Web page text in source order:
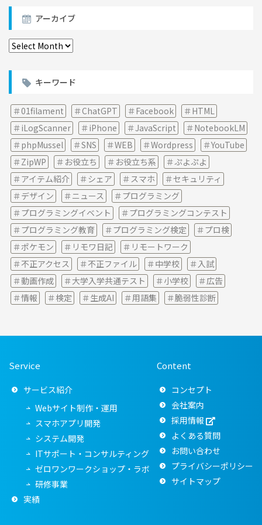
アーカイブ
ア
ー
カ
ブ
キーワード
01filament ChatGPT Facebook
HTML
iLogScanner
iPhone JavaScript
NotebookLM
phpMussel
SNS WEB Wordpress
YouTube
ZipWP
お役立ち お役立ち系
ぷよぷよ
アイテム紹介
シェア スマホ
セキュリティ
デザイン
ニュース
プログラミング
プログラミングイベント
プログラミングコンテスト
プログラミング教育
プログラミング検定
プロ検
ポケモン
リモワ日記
リモートワーク
不正アクセス
不正ファイル 中学校
入試
動画作成
大学入学共通テスト 小学校
広告
情報
検定 生成AI 用語集 脆弱性診断
Service
サービス紹介
Webサイト制作・運用
スマホアプリ開発
システム開発
ITサポート・コンサルティング
ゼロワンワークショップ・ラボ
研修事業
実績
Content
コンセプト
会社案内
採用情報
よくある質問
お問い合わせ
プライバシーポリシー
サイトマップ